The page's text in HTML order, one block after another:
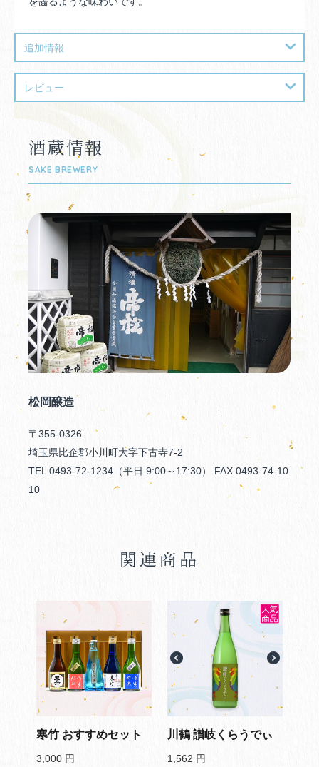
追加情報
レビュー
酒蔵情報
SAKE BREWERY
松岡醸造
〒355-0326
埼玉県比企郡小川町大字下古寺7-2
TEL 0493-72-1234（平日 9:00～17:30） FAX 0493-74-10
10
関連商品
寒竹 おすすめセット
3,000 円
川鶴 讃岐くらうでぃ
1,562 円